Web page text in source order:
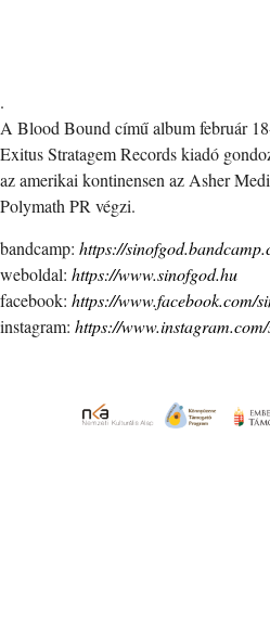
.
A Blood Bound című album február
Exitus Stratagem Records kiadó
az amerikai kontinensen az Asher
Polymath PR végzi.
bandcamp: https://
weboldal: https://www.sinofgod.hu
facebook: https://www.facebook.com/
instagram: https://